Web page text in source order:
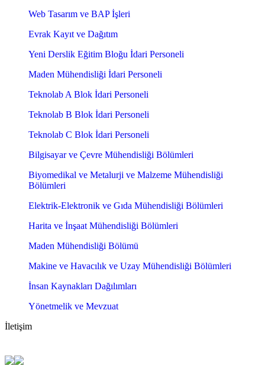
Web Tasarım ve BAP İşleri
Evrak Kayıt ve Dağıtım
Yeni Derslik Eğitim Bloğu İdari Personeli
Maden Mühendisliği İdari Personeli
Teknolab A Blok İdari Personeli
Teknolab B Blok İdari Personeli
Teknolab C Blok İdari Personeli
Bilgisayar ve Çevre Mühendisliği Bölümleri
Biyomedikal ve Metalurji ve Malzeme Mühendisliği
Bölümleri
Elektrik-Elektronik ve Gıda Mühendisliği Bölümleri
Harita ve İnşaat Mühendisliği Bölümleri
Maden Mühendisliği Bölümü
Makine ve Havacılık ve Uzay Mühendisliği Bölümleri
İnsan Kaynakları Dağılımları
Yönetmelik ve Mevzuat
İletişim